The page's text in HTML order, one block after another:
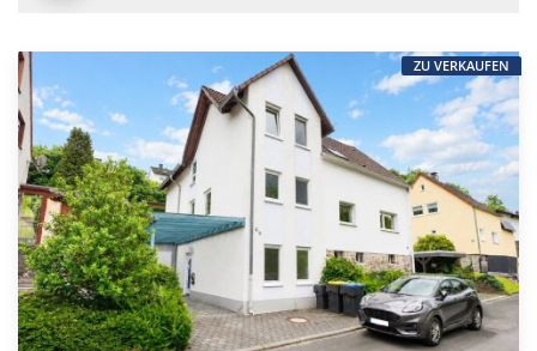
ZU VERKAUFEN